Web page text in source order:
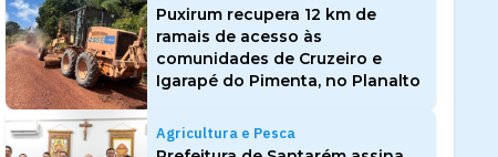
Puxirum recupera 12 km de
ramais de acesso às
comunidades de Cruzeiro e
Igarapé do Pimenta, no Planalto
Agricultura e Pesca